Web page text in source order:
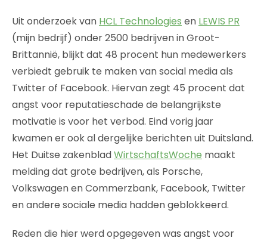
Uit onderzoek van HCL Technologies en LEWIS PR
(mijn bedrijf) onder 2500 bedrijven in Groot-
Brittannië, blijkt dat 48 procent hun medewerkers
verbiedt gebruik te maken van social media als
Twitter of Facebook. Hiervan zegt 45 procent dat
angst voor reputatieschade de belangrijkste
motivatie is voor het verbod. Eind vorig jaar
kwamen er ook al dergelijke berichten uit Duitsland.
Het Duitse zakenbladWirtschaftsWoche maakt
melding dat grote bedrijven, als Porsche,
Volkswagen en Commerzbank, Facebook, Twitter
en andere sociale media hadden geblokkeerd.
Reden die hier werd opgegeven was angst voor